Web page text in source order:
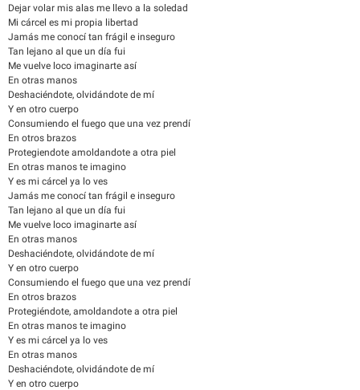
Dejar volar mis alas me llevo a la soledad
Mi cárcel es mi propia libertad
Jamás me conocí tan frágil e inseguro
Tan lejano al que un día fui
Me vuelve loco imaginarte así
En otras manos
Deshaciéndote, olvidándote de mí
Y en otro cuerpo
Consumiendo el fuego que una vez prendí
En otros brazos
Protegiendote amoldandote a otra piel
En otras manos te imagino
Y es mi cárcel ya lo ves
Jamás me conocí tan frágil e inseguro
Tan lejano al que un día fui
Me vuelve loco imaginarte así
En otras manos
Deshaciéndote, olvidándote de mí
Y en otro cuerpo
Consumiendo el fuego que una vez prendí
En otros brazos
Protegiéndote, amoldandote a otra piel
En otras manos te imagino
Y es mi cárcel ya lo ves
En otras manos
Deshaciéndote, olvidándote de mí
Y en otro cuerpo